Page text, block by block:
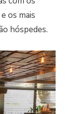
os mais
hóspedes.